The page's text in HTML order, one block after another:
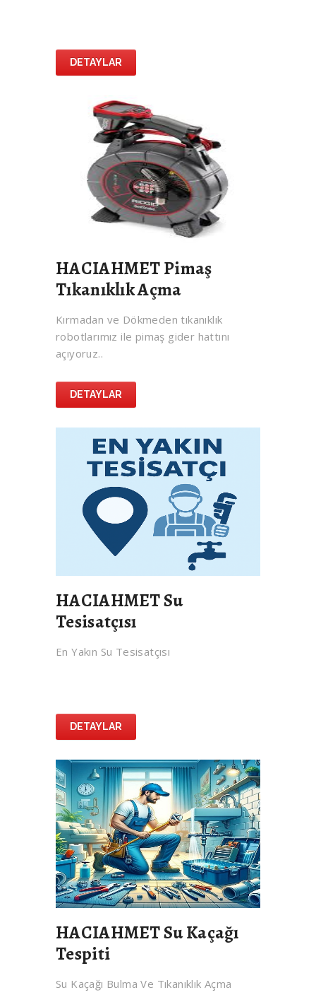
DETAYLAR
HACIAHMET Pimaş
Tıkanıklık Açma
Kırmadan ve Dökmeden tıkanıklık
robotlarımız ile pimaş gider hattını
açıyoruz..
DETAYLAR
HACIAHMET Su
Tesisatçısı
En Yakın Su Tesisatçısı
DETAYLAR
HACIAHMET Su Kaçağı
Tespiti
Su Kaçağı Bulma Ve Tıkanıklık Açma